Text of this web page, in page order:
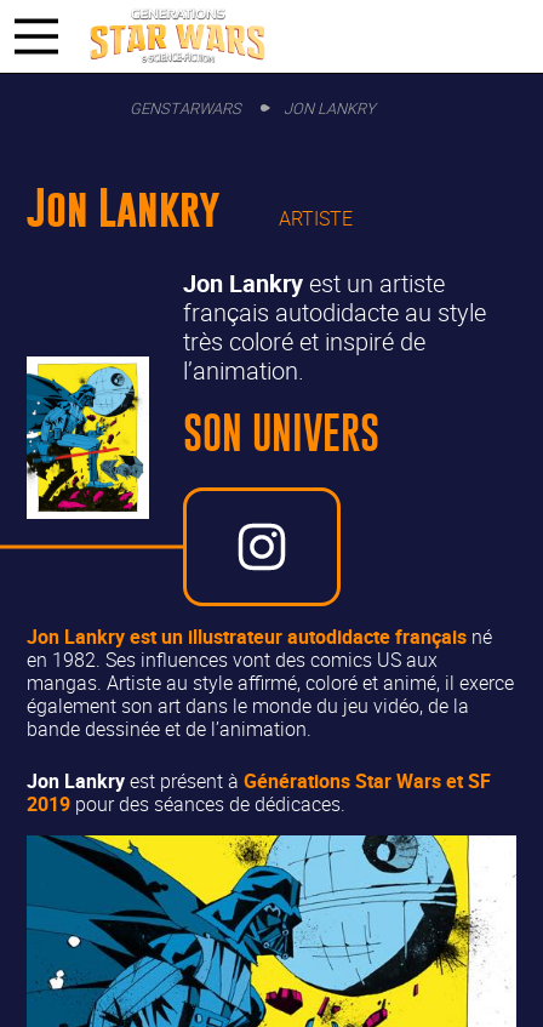
GENSTARWARS JON LANKRY
Jon Lankry ARTISTE
Jon Lankryest un artiste
français autodidacte au style
très coloré et inspiré de
l’animation.
SON UNIVERS
Jon Lankryest un illustrateur autodidacte français né
en 1982. Ses influences vont des comics US aux
mangas. Artiste au style affirmé, coloré et animé, il exerce
également son art dans le monde du jeu vidéo, de la
bande dessinée et de l’animation.
Jon Lankryest présent àGénérations Star Wars et SF
2019 pour des séances de dédicaces.